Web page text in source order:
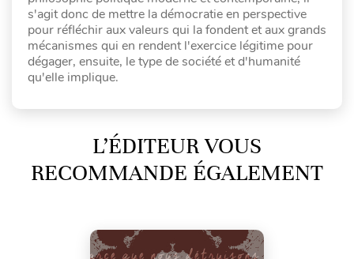
s'agit donc de mettre la démocratie en perspective
pour réfléchir aux valeurs qui la fondent et aux grands
mécanismes qui en rendent l'exercice légitime pour
dégager, ensuite, le type de société et d'humanité
qu'elle implique.
L’ÉDITEUR VOUS
RECOMMANDE ÉGALEMENT